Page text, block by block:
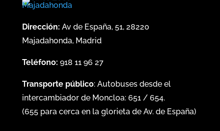
Dirección: Av de España, 51, 28220
Majadahonda, Madrid
Teléfono: 918 11 96 27
Transporte público: Autobuses desde el
intercambiador de Moncloa: 651/ 654.
(655para cerca en la glorieta de Av. de España)